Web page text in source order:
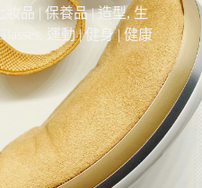
妝品 | 保養品 | 造型,生
, 運動 | 健身 | 健康